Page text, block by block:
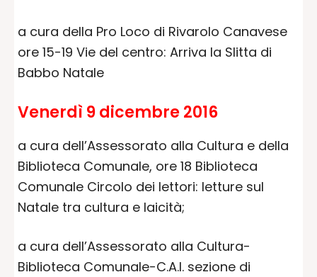
a cura della Pro Loco di Rivarolo Canavese
ore 15-19 Vie del centro: Arriva la Slitta di
Babbo Natale
Venerdì 9 dicembre 2016
a cura dell’Assessorato alla Cultura e della
Biblioteca Comunale, ore 18 Biblioteca
Comunale Circolo dei lettori: letture sul
Natale tra cultura e laicità;
a cura dell’Assessorato alla Cultura-
Biblioteca Comunale-C.A.I. sezione di